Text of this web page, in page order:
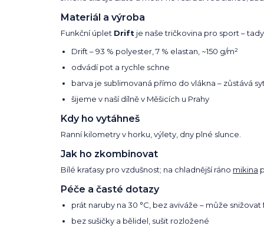
Materiál a výroba
Funkční úplet Drift je naše tričkovina pro sport –
Drift – 93 % polyester, 7 % elastan, ~150 g/m²
odvádí pot a rychle schne
barva je sublimovaná přímo do vlákna – zůstává
šijeme v naší dílně v Měšicích u Prahy
Kdy ho vytáhneš
Ranní kilometry v horku, výlety, dny plné slunce.
Jak ho zkombinovat
Bílé kraťasy pro vzdušnost; na chladnější ráno mikina
Péče a časté dotazy
prát naruby na 30 °C, bez aviváže – může
bez sušičky a bělidel, sušit rozložené